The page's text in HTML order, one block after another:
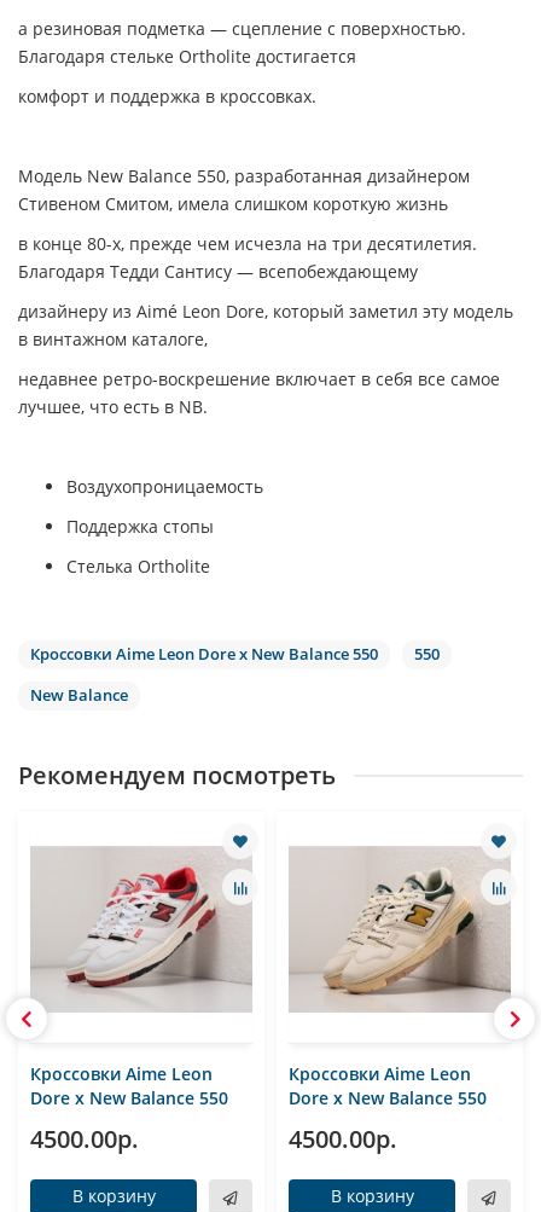
а резиновая подметка — сцепление с поверхностью.
Благодаря стельке Ortholite достигается
комфорт и поддержка в кроссовках.
Модель New Balance 550, разработанная дизайнером
Стивеном Смитом, имела слишком короткую жизнь
в конце 80-х, прежде чем исчезла на три десятилетия.
Благодаря Тедди Сантису — всепобеждающему
дизайнеру из Aimé Leon Dore, который заметил эту модель
в винтажном каталоге,
недавнее ретро-воскрешение включает в себя все самое
лучшее, что есть в NB.
Воздухопроницаемость
Поддержка стопы
Стелька Ortholite
Кроссовки Aime Leon Dore x New Balance 550
550
New Balance
Рекомендуем посмотреть
Кроссовки Aime Leon
Dore x New Balance 550
4500.00р.
В корзину
Кроссовки Aime Leon
Dore x New Balance 550
4500.00р.
В корзину